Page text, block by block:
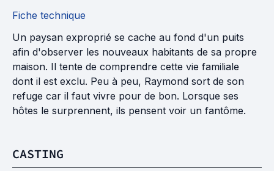
Fiche technique
Un paysan exproprié se cache au fond d'un puits
afin d'observer les nouveaux habitants de sa propre
maison. Il tente de comprendre cette vie familiale
dont il est exclu. Peu à peu, Raymond sort de son
refuge car il faut vivre pour de bon. Lorsque ses
hôtes le surprennent, ils pensent voir un fantôme.
CASTING